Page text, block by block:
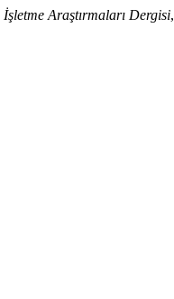
İşletme Araştırmaları Dergisi,